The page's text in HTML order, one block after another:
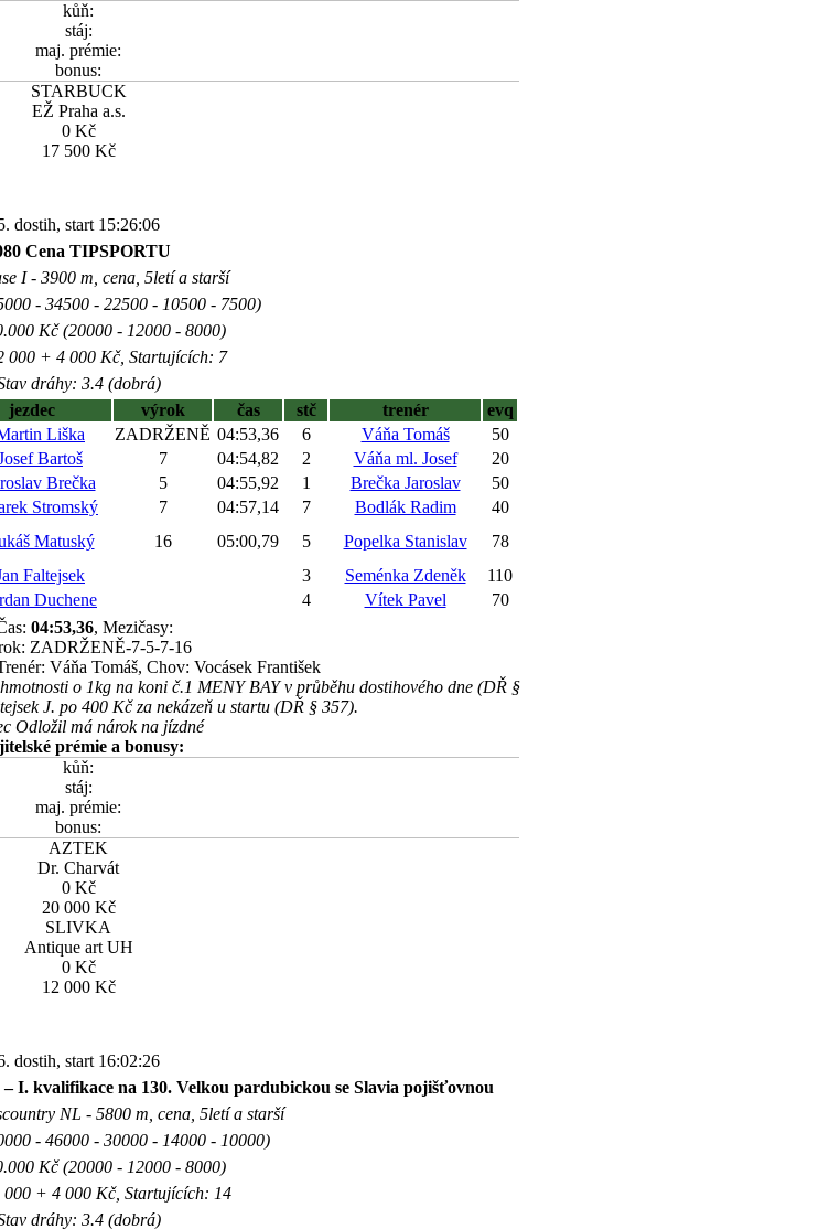
kůň:
stáj:
maj. prémie:
bonus:
STARBUCK
EŽ Praha a.s.
0 Kč
17 500 Kč
dostih, start 15:26:06
Cena TIPSPORTU
I - 3900 m, cena, 5letí a starší
- 34500 - 22500 - 10500 - 7500)
Kč (20000 - 12000 - 8000)
000 + 4 000 Kč, Startujících: 7
dráhy: 3.4 (dobrá)
jezdec výrok čas stč trenér
evq
Liška ZADRŽENĚ 04:53,36 6 Váňa Tomáš
50
Bartoš 7 04:54,82 2 Váňa ml. Josef
20
Brečka 5 04:55,92 1 Brečka Jaroslav
50
Stromský 7 04:57,14 7 Bodlák Radim
40
Matuský 16 05:00,79 5 Popelka Stanislav
78
Faltejsek 3 Seménka Zdeněk
110
Duchene 4 Vítek Pavel
70
04:53,36, Mezičasy:
ZADRŽENĚ-7-5-7-16
Váňa Tomáš, Chov: Vocásek František
o 1kg na koni č.1 MENY BAY v průběhu dostihového dne (DŘ §
J. po 400 Kč za nekázeň u startu (DŘ § 357).
Odložil má nárok na jízdné
prémie a bonusy:
kůň:
stáj:
maj. prémie:
bonus:
AZTEK
Dr. Charvát
0 Kč
20 000 Kč
SLIVKA
Antique art UH
0 Kč
12 000 Kč
dostih, start 16:02:26
I. kvalifikace na 130. Velkou pardubickou se Slavia pojišťovnou
NL - 5800 m, cena, 5letí a starší
- 46000 - 30000 - 14000 - 10000)
Kč (20000 - 12000 - 8000)
000 + 4 000 Kč, Startujících: 14
dráhy: 3.4 (dobrá)